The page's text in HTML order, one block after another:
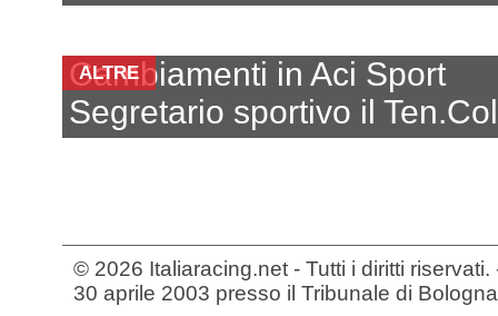
ALTRE
Cambiamenti in Aci Sport
Segretario sportivo il
© 2026 Italiaracing.net - Tutti i diritti
30 aprile 2003 presso il Tribunale di Bologna